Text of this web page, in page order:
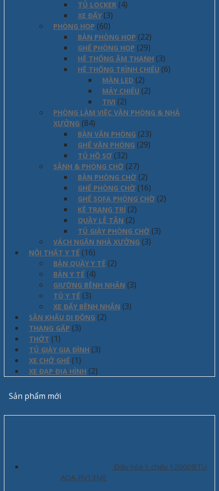
TỦ LOCKER (4)
XE ĐẨY (3)
PHÒNG HỌP (60)
BÀN PHÒNG HỌP (22)
GHẾ PHÒNG HỌP (29)
HỆ THỐNG ÂM THANH (3)
HỆ THỐNG TRÌNH CHIẾU (6)
MÀN LED (2)
MÁY CHIẾU (2)
TIVI (2)
PHÒNG LÀM VIỆC VĂN PHÒNG & NHÀ
XƯỞNG (84)
BÀN VĂN PHÒNG (23)
GHẾ VĂN PHÒNG (29)
TỦ HỒ SƠ (32)
SẢNH & PHÒNG CHỜ (27)
BÀN PHÒNG CHỜ (2)
GHẾ PHÒNG CHỜ (16)
GHẾ SOFA PHÒNG CHỜ (2)
KỆ TRANG TRÍ (2)
QUẦY LỄ TÂN (2)
TỦ GIÀY PHÒNG CHỜ (3)
VÁCH NGĂN NHÀ XƯỞNG (3)
NỘI THẤT Y TẾ (16)
BÀN QUẦY Y TẾ (2)
BÀN Y TẾ (4)
GIƯỜNG BỆNH NHÂN (3)
TỦ Y TẾ (3)
XE ĐẨY BỆNH NHÂN (3)
SÂN KHẤU DI ĐỘNG (2)
THANG GẤP (3)
THỚT (1)
TỦ GIÀY GIA ĐÌNH (3)
XE CHỞ GHẾ (1)
XE ĐẠP ĐỊA HÌNH (2)
Sản phẩm mới
Điều hòa 1 chiều 12000BTU
AQA-RV13ME